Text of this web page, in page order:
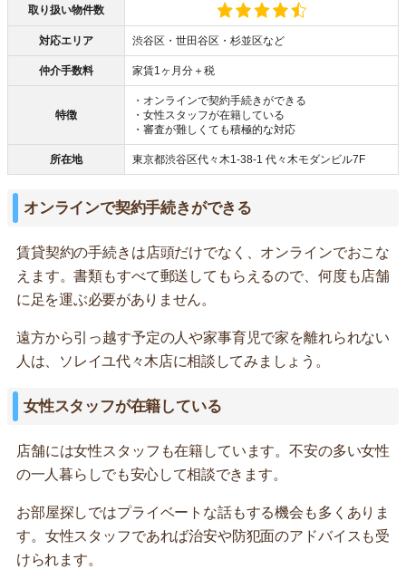
取り扱い物件数
対応エリア 渋谷区・世田谷区・杉並区など
仲介手数料 家賃1ヶ月分＋税
特徴
・オンラインで契約手続きができる
・女性スタッフが在籍している
・審査が難しくても積極的な対応
所在地 東京都渋谷区代々木1-38-1 代々木モダンビル7F
オンラインで契約手続きができる
賃貸契約の手続きは店頭だけでなく、オンラインでおこな
えます。書類もすべて郵送してもらえるので、何度も店舗
に足を運ぶ必要がありません。
遠方から引っ越す予定の人や家事育児で家を離れられない
人は、ソレイユ代々木店に相談してみましょう。
女性スタッフが在籍している
店舗には女性スタッフも在籍しています。不安の多い女性
の一人暮らしでも安心して相談できます。
お部屋探しではプライベートな話もする機会も多くありま
す。女性スタッフであれば治安や防犯面のアドバイスも受
けられます。